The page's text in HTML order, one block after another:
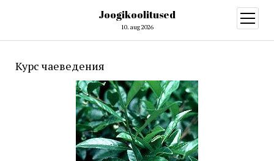
Joogikoolitused
10. aug 2026
open
menu
Курс чаеведения